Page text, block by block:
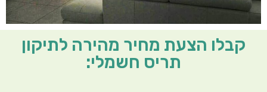
קבלו הצעת מחיר מהירה לתיקון
תריס חשמלי: